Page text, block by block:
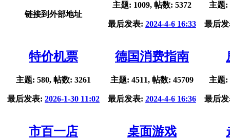
链接到外部地址
主题: 1009, 帖数: 5372
最后发表: 2024-4-6 16:33
主题:
最后
特价机票
主题: 580, 帖数: 3261
最后发表: 2026-1-30 11:02
德国消费指南
主题: 4511, 帖数: 45709
最后发表: 2024-4-6 16:36
主题:
最后
市百一店 桌面游戏